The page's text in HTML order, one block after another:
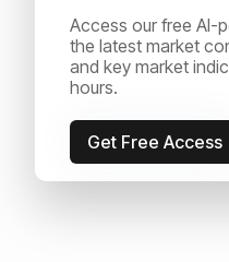
Access our free AI-
the latest market
and key market
hours.
Get Free Access
exponentieel: van
miljoen in 2023 (15%)
Na de...
Idan Velleman
August 1, 2023